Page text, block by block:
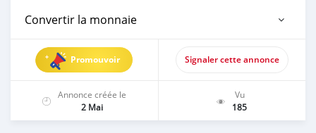
Convertir la monnaie
Promouvoir Signaler cette annonce
Annonce créée le
2 Mai
Vu
185